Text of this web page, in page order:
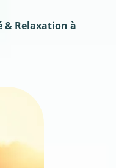
& Relaxation à